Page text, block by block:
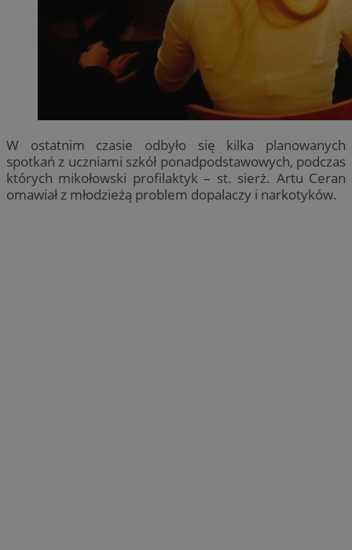
W ostatnim czasie odbyło się kilka planowanych
spotkań z uczniami szkół ponadpodstawowych, podczas
których mikołowski profilaktyk – st. sierż. Artu Ceran
omawiał z młodzieżą problem dopalaczy i narkotyków.